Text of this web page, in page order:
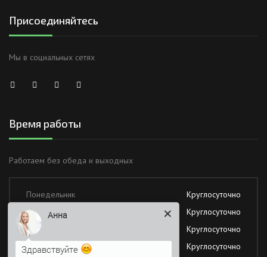
Присоединяйтесь
Мы в социальных сетях
Время работы
Работаем без обеда и выходных
Понедельник
Круглосуточно
Вторник
Круглосуточно
Среда
Круглосуточно
Четверг
Круглосуточно
Анна
Здравствуйте